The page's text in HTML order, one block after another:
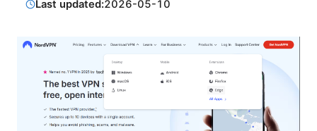
Last updated:2026-05-10